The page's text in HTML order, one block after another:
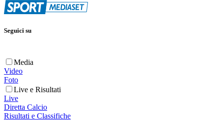
Seguici su
Media
Video
Foto
Live e Risultati
Live
Diretta Calcio
Risultati e Classifiche